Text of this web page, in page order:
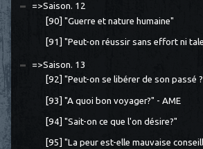
=>Saison. 12
[90] "Guerre et nature humaine"
[91] "Peut-on réussir sans effort ni
=>Saison. 13
[92] "Peut-on se libérer de son passé
[93] "A quoi bon voyager?" - AME
[94] "Sait-on ce que l'on désire?"
[95] "La peur est-elle mauvaise